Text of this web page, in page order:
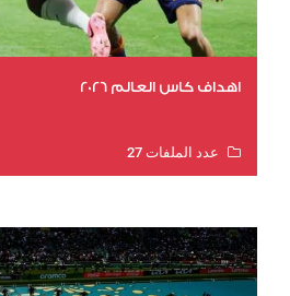
اهداف كاس العالم 2026
عدد الملفات 27